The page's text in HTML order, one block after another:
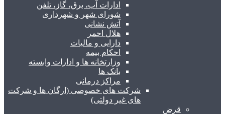
ادارات آب، برق، گاز، تلفن
شورای شهر و شهرداری
آتش نشانی
هلال احمر
دارایی و مالیات
احکام بیمه
وزارتخانه ها و ادارات وابسته
بانک ها
مراکز درمانی
شرکت های خصوصی (ارگان ها و شرکت
های غیر دولتی)
قرض